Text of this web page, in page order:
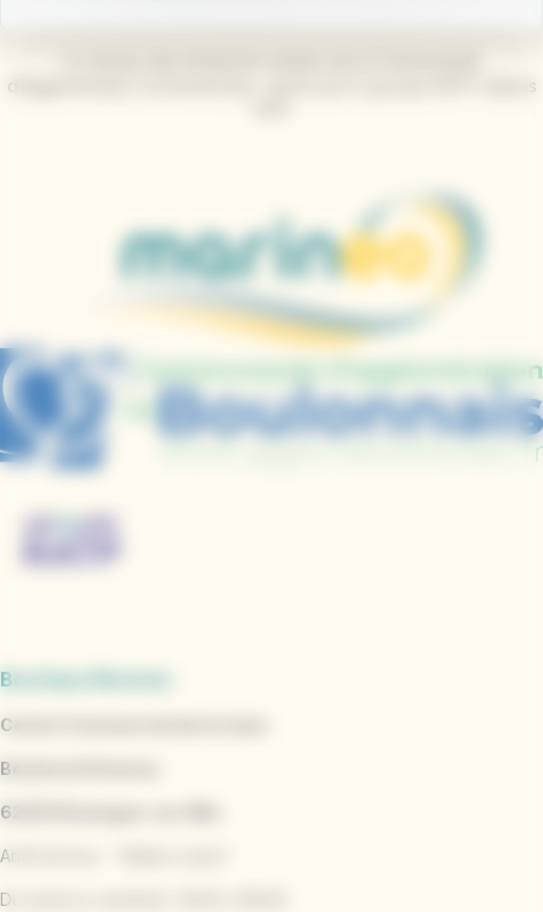
d’Agglomération du Boulonnais, opéré par le groupe RATP depuis
Boutique Marinéo
Centre Commercial de la Liane
Boulevard Daunou
62200 Boulogne-sur-Mer
Arrêt de bus : "Station Liane"
Du lundi au vendredi : 8h30 à 18h30